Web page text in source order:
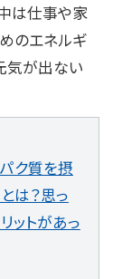
は仕事や家
のエネルギ
気が出ない
ク質を摂
は？思っ
ットがあっ